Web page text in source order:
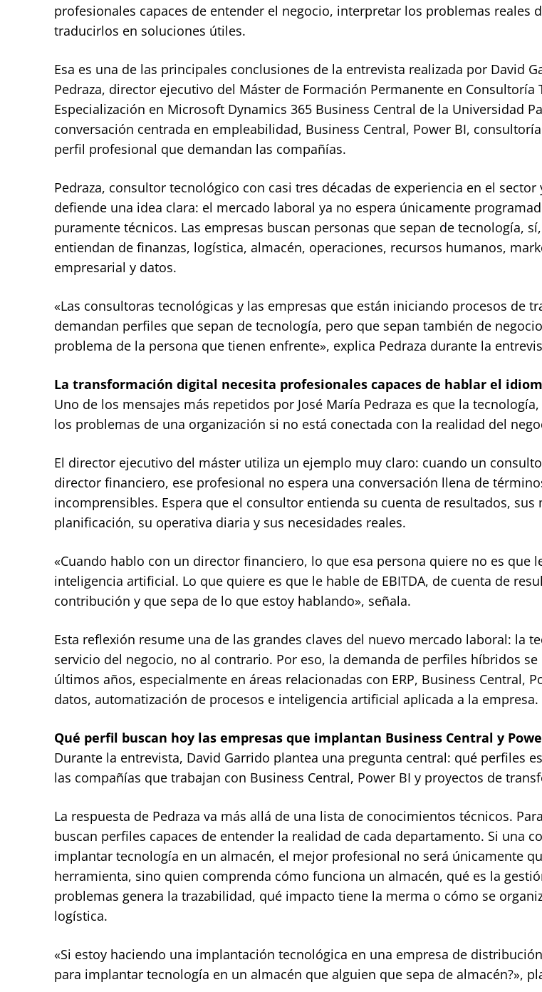
profesionales capaces de entender el negocio, interpretar los problemas reales
traducirlos en soluciones útiles.
Esa es una de las principales conclusiones de la entrevista realizada por David
Pedraza, director ejecutivo del Máster de Formación Permanente en Consultoría
Especialización en Microsoft Dynamics 365 Business Central de la Universidad
conversación centrada en empleabilidad, Business Central, Power BI,
perfil profesional que demandan las compañías.
Pedraza, consultor tecnológico con casi tres décadas de experiencia en el sector
defiende una idea clara: el mercado laboral ya no espera únicamente
puramente técnicos. Las empresas buscan personas que sepan de tecnología,
entiendan de finanzas, logística, almacén, operaciones, recursos humanos,
empresarial y datos.
«Las consultoras tecnológicas y las empresas que están iniciando procesos de
demandan perfiles que sepan de tecnología, pero que sepan también de
problema de la persona que tienen enfrente», explica Pedraza durante la
La transformación digital necesita profesionales capaces de hablar el
Uno de los mensajes más repetidos por José María Pedraza es que la
los problemas de una organización si no está conectada con la realidad del
El director ejecutivo del máster utiliza un ejemplo muy claro: cuando un
director financiero, ese profesional no espera una conversación llena de
incomprensibles. Espera que el consultor entienda su cuenta de resultados, sus
planificación, su operativa diaria y sus necesidades reales.
«Cuando hablo con un director financiero, lo que esa persona quiere no es que
inteligencia artificial. Lo que quiere es que le hable de EBITDA, de cuenta de
contribución y que sepa de lo que estoy hablando», señala.
Esta reflexión resume una de las grandes claves del nuevo mercado laboral: la
servicio del negocio, no al contrario. Por eso, la demanda de perfiles híbridos
últimos años, especialmente en áreas relacionadas con ERP, Business Central,
datos, automatización de procesos e inteligencia artificial aplicada a la empresa.
Qué perfil buscan hoy las empresas que implantan Business Central y
Durante la entrevista, David Garrido plantea una pregunta central: qué perfiles
las compañías que trabajan con Business Central, Power BI y proyectos de
La respuesta de Pedraza va más allá de una lista de conocimientos técnicos.
buscan perfiles capaces de entender la realidad de cada departamento. Si una
implantar tecnología en un almacén, el mejor profesional no será únicamente
herramienta, sino quien comprenda cómo funciona un almacén, qué es la
problemas genera la trazabilidad, qué impacto tiene la merma o cómo se
logística.
«Si estoy haciendo una implantación tecnológica en una empresa de
para implantar tecnología en un almacén que alguien que sepa de almacén?»,